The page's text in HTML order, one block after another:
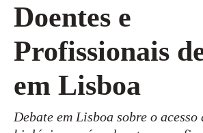
Doentes e
Profissionais
em Lisboa
Debate em Lisboa sobre o acesso